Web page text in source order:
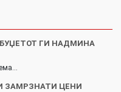
ГИ НАДМИНА
ЗАМРЗНАТИ ЦЕНИ